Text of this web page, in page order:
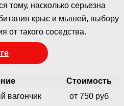
тому, насколько серьезна
крыс и мышей, выбору
от такого соседства.
Стоимость
вагончик
от 750 руб